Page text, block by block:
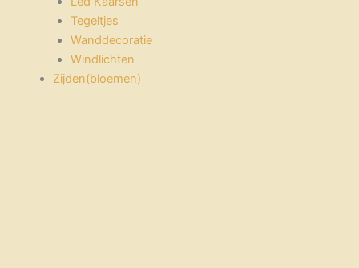
Tegeltjes
Wanddecoratie
Windlichten
Zijden(bloemen)